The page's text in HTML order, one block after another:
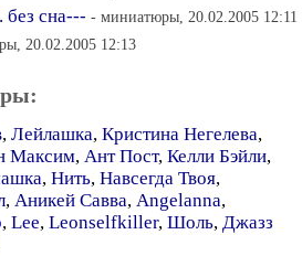
без сна--- - миниатюры, 20.02.2005 12:11
20.02.2005 12:13
, Лейлашка, Кристина Негелева,
Максим, Ант Пост, Келли Бэйли,
, Нить, Навсегда Твоя,
, Аникей Савва, Angelanna,
, Lee, Leonselfkiller, Шоль, Джазз